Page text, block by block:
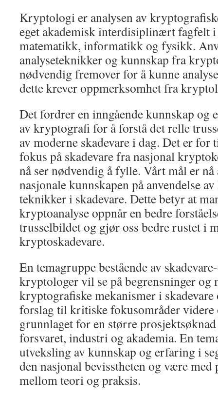
Kryptologi er analysen av
eget akademisk interdisiplinært fagfelt
matematikk, informatikk og fysikk.
analyseteknikker og kunnskap fra
nødvendig fremover for å kunne
dette krever oppmerksomhet fra
Det fordrer en inngående kunnskap og
av kryptografi for å forstå det relle
av moderne skadevare i dag. Det er
fokus på skadevare fra nasjonal
nå ser nødvendig å fylle. Vårt mål er nå
nasjonale kunnskapen på anvendelse
teknikker i skadevare. Dette betyr at
kryptoanalyse oppnår en bedre
trusselbildet og gjør oss bedre rustet i
kryptoskadevare.
En temagruppe bestående av
kryptologer vil se på begrensninger og
kryptografiske mekanismer i skadevare
forslag til kritiske fokusområder videre
grunnlaget for en større
forsvaret, industri og akademia. En
utveksling av kunnskap og erfaring i
den nasjonal bevisstheten og være med
mellom teori og praksis.